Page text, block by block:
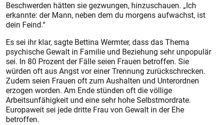
Beschwerden hätten sie gezwungen, hinzuschauen. „Ich
erkannte: der Mann, neben dem du morgens aufwachst, ist
dein Feind.“
Es sei ihr klar, sagte Bettina Wermter, dass das Thema
psychische Gewalt in Familie und Beziehung sehr unpopulär
sei. In 80 Prozent der Fälle seien Frauen betroffen. Sie
würden oft aus Angst vor einer Trennung zurückschrecken.
Zudem seien Frauen oft zum Aushalten und Unterordnen
erzogen worden. Am Ende stünden oft die völlige
Arbeitsunfähigkeit und eine sehr hohe Selbstmordrate.
Europaweit sei jede dritte Frau von Gewalt in der Ehe
betroffen.